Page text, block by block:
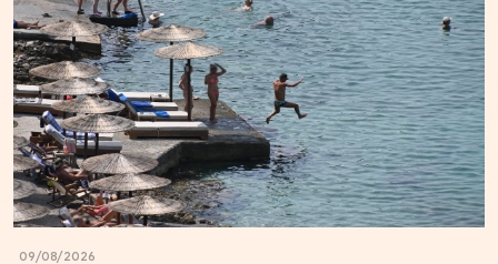
09/08/2026